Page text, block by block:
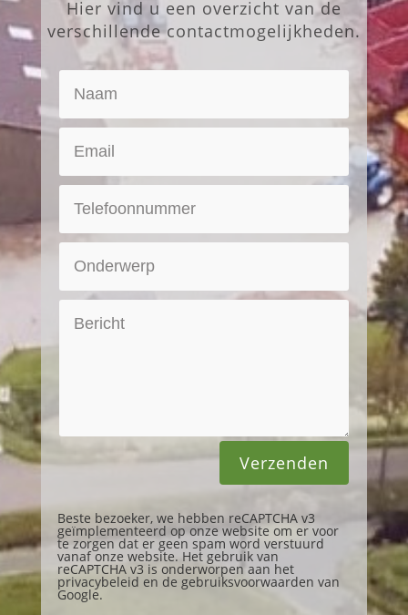
Hier vind u een overzicht van de
verschillende contactmogelijkheden.
Verzenden
Beste bezoeker, we hebben reCAPTCHA v3
geïmplementeerd op onze website om er voor
te zorgen dat er geen spam word verstuurd
vanaf onze website. Het gebruik van
reCAPTCHA v3 is onderworpen aan het
privacybeleid en de gebruiksvoorwaarden van
Google.